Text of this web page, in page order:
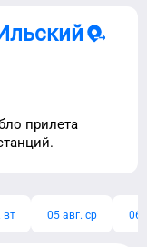
Ильский
прилета
вт 05 авг. ср 06